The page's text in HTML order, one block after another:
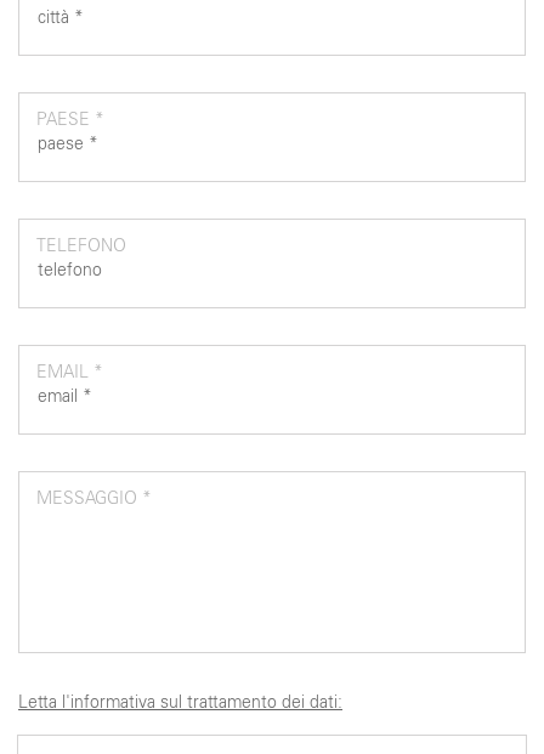
PAESE *
TELEFONO
EMAIL *
MESSAGGIO *
Letta l'informativa sul trattamento dei dati: